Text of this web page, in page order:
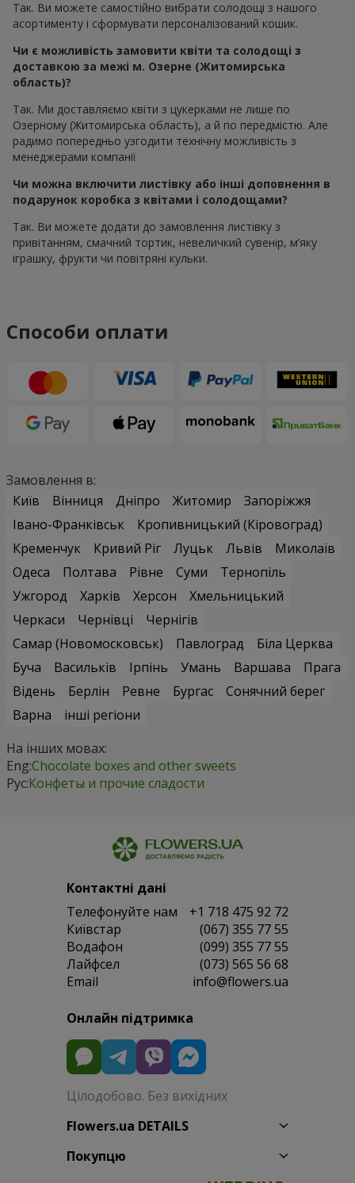
Так. Ви можете самостійно вибрати солодощі з нашого
асортименту і сформувати персоналізований кошик.
Чи є можливість замовити квіти та солодощі з
доставкою за межі м. Озерне (Житомирська
область)?
Так. Ми доставляємо квіти з цукерками не лише по
Озерному (Житомирська область), а й по передмістю. Але
радимо попередньо узгодити технічну можливість з
менеджерами компанії
Чи можна включити листівку або інші доповнення в
подарунок коробка з квітами і солодощами?
Так. Ви можете додати до замовлення листівку з
привітанням, смачний тортик, невеличкий сувенір, м’яку
іграшку, фрукти чи повітряні кульки.
Способи оплати
Замовлення в:
Київ
Вінниця Дніпро Житомир
Запоріжжя
Івано-Франківськ
Кропивницький (Кіровоград)
Кременчук
Кривий Ріг Луцьк Львів
Миколаїв
Одеса
Полтава Рівне Суми
Тернопіль
Ужгород
Харків Херсон
Хмельницький
Черкаси
Чернівці
Чернігів
Самар (Новомосковськ)
Павлоград
Біла Церква
Буча
Васильків Ірпінь Умань Варшава
Прага
Відень
Берлін Ревне Бургас
Сонячний берег
Варна
інші регіони
На інших мовах:
Eng:Chocolate boxes and other sweets
Рус:Конфеты и прочие сладости
Контактні дані
Телефонуйте нам
+1 718 475 92 72
Київстар
(067) 355 77 55
Водафон
(099) 355 77 55
Лайфсел
(073) 565 56 68
Email
info@flowers.ua
Онлайн підтримка
Цілодобово. Без вихідних
Flowers.ua DETAILS
Покупцю